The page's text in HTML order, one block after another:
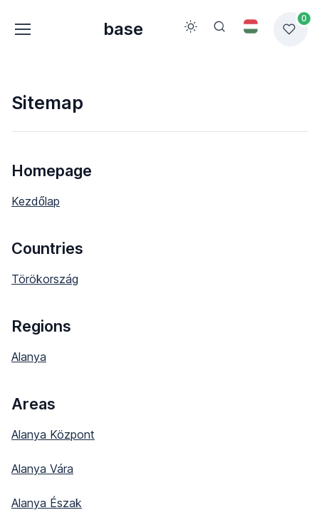
base
0
Sitemap
Homepage
Kezdőlap
Countries
Törökország
Regions
Alanya
Areas
Alanya Központ
Alanya Vára
Alanya Észak